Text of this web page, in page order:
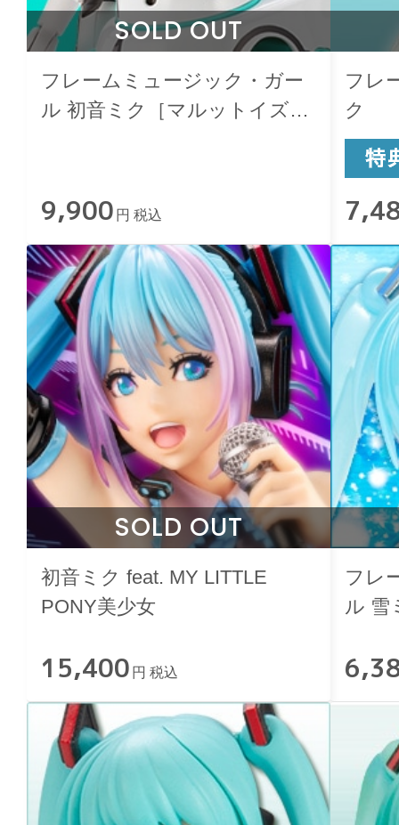
SOLD OUT
フレームミュージック・ガー
ル 初音ミク［マルットイズ
9,900 円 税込
フレ
ク
SOLD OUT
初音ミク feat. MY LITTLE
PONY美少女
15,400 円 税込
フレ
ル 雪